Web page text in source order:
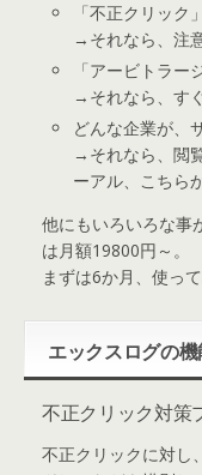
「不正クリッ
→それなら、注
「アービトラ
→それなら、す
どんな企業が、
→それなら、閲
ーアル、こちら
他にもいろいろな事
は月額19800円～。
まずは6か月、使っ
エックスログの
不正クリック対策
不正クリックに対し